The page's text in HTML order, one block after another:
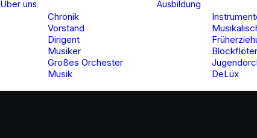
Über uns
Chronik
Vorstand
Dirigent
Musiker
Großes Orchester
Musik
Ausbildung
DeLüx